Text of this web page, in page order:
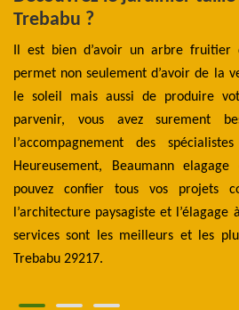
Trebabu ?
Il est bien d’avoir un arbre fruitier
permet non seulement d’avoir de la
le soleil mais aussi de produire
parvenir, vous avez surement
l’accompagnement des
Heureusement, Beaumann
pouvez confier tous vos projets
l’architecture paysagiste et l’élagage
services sont les meilleurs et les
Trebabu 29217.